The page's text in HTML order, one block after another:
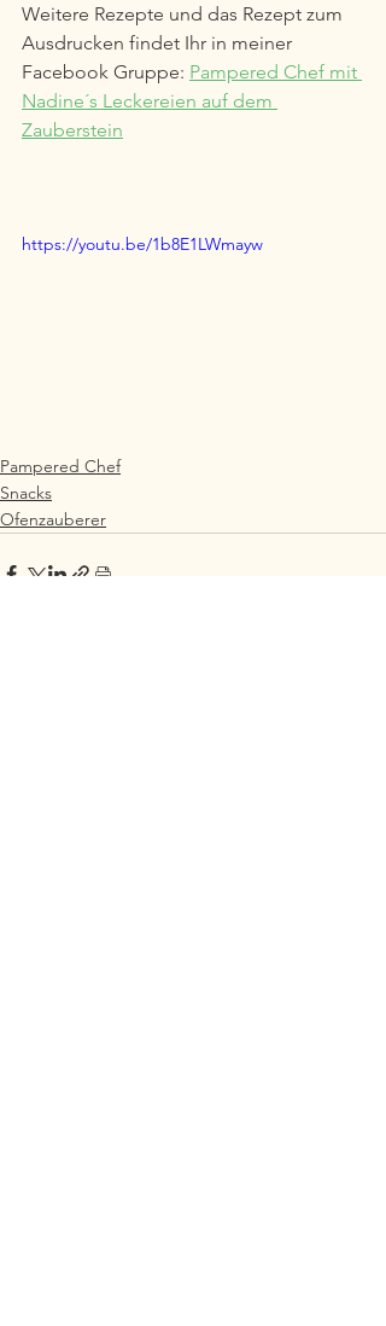
Weitere Rezepte und das Rezept zum
Ausdrucken findet Ihr in meiner
Facebook Gruppe: Pampered Chef mit
Nadine´s Leckereien auf dem
Zauberstein
https://youtu.be/1b8E1LWmayw
Pampered Chef
Snacks
Ofenzauberer